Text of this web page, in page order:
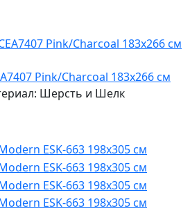
Pink/Charcoal 183x266 см
Шерсть и Шелк